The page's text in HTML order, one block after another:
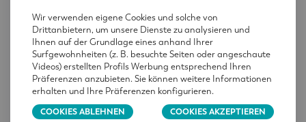
Betreff*
Diese Website ist durch reCAPTCHA geschützt und
es gelten dieDatenschutzbestimmungenund
Wir verwenden eigene Cookies und solche von
Drittanbietern, um unsere Dienste zu analysieren und
Ihnen auf der Grundlage eines anhand Ihrer
Surfgewohnheiten (z. B. besuchte Seiten oder angeschaute
Videos) erstellten Profils Werbung entsprechend Ihren
Präferenzen anzubieten. Sie können weitere Informationen
erhalten und Ihre Präferenzen konfigurieren.
COOKIES ABLEHNEN
COOKIES AKZEPTIEREN